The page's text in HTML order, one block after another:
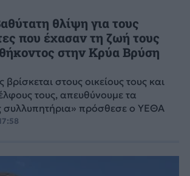
θλίψη για τους
που έχασαν τη ζωή τους
στην Κρύα Βρύση
στους οικείους τους και
τους, απευθύνουμε τα
συλλυπητήρια» πρόσθεσε ο ΥΕΘΑ